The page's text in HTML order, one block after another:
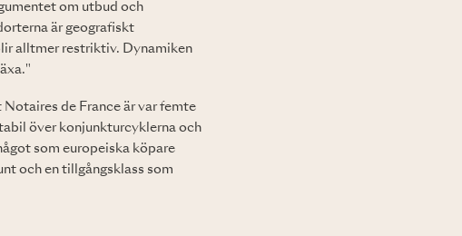
om utbud och
är geografiskt
alltmer restriktiv. Dynamiken
de France är var femte
över konjunkturcyklerna och
som europeiska köpare
och en tillgångsklass som